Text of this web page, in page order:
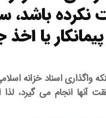
نکرده
یا
واگذاری اسناد خزانه
آنها انجام می گیرد،